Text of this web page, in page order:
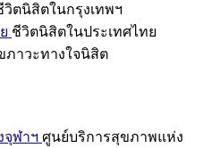
วิตนิสิตในกรุงเทพฯ
ชีวิตนิสิตในประเทศไทย
ภาวะทางใจนิสิต
ฬาฯ ศูนย์บริการสุขภาพแห่ง